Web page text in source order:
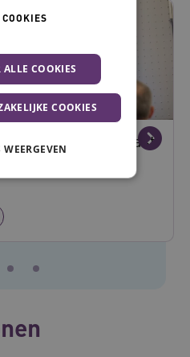
functiestraat ontlast
ALLE COOKIES
COOKIES
WEERGEVEN
cookies
cookies zorgen
Deze cookies